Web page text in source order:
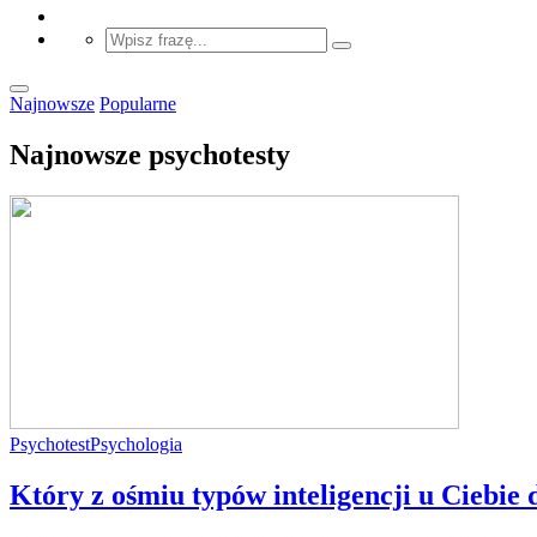
Najnowsze Popularne
Najnowsze psychotesty
PsychotestPsychologia
Który z ośmiu typów inteligencji u Ciebie